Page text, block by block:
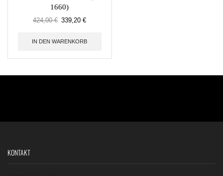
1660)
424,00€ 339,20€
IN DEN WARENKORB
KONTAKT